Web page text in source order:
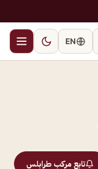
EN
تابع مركب طرابلس